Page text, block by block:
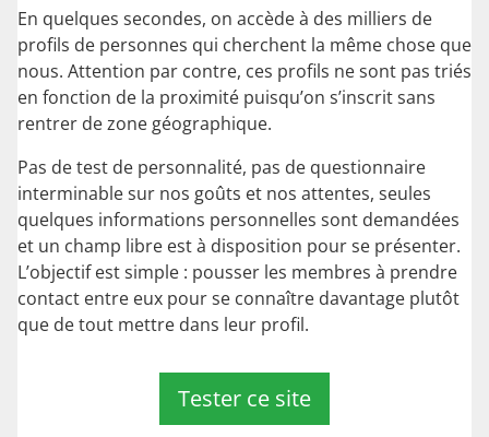
En quelques secondes, on accède à des milliers de
profils de personnes qui cherchent la même chose que
nous. Attention par contre, ces profils ne sont pas triés
en fonction de la proximité puisqu’on s’inscrit sans
rentrer de zone géographique.
Pas de test de personnalité, pas de questionnaire
interminable sur nos goûts et nos attentes, seules
quelques informations personnelles sont demandées
et un champ libre est à disposition pour se présenter.
L’objectif est simple : pousser les membres à prendre
contact entre eux pour se connaître davantage plutôt
que de tout mettre dans leur profil.
Tester ce site